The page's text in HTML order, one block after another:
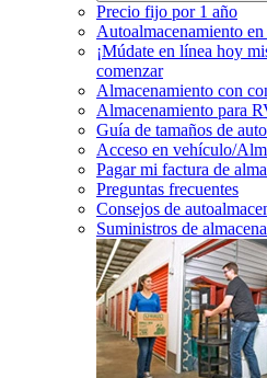
Precio fijo por 1 año
Autoalmacenamiento en
¡Múdate en línea hoy
comenzar
Almacenamiento con
Almacenamiento para
Guía de tamaños de
Acceso en vehículo/
Pagar mi factura de
Preguntas frecuentes
Consejos de
Suministros de